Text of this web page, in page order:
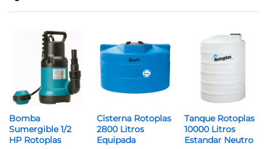
Bomba
Sumergible 1/2
HP Rotoplas
Cisterna Rotoplas
2800 Litros
Equipada
Tanque Rotoplas
10000 Litros
Estandar Neutro